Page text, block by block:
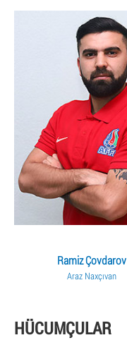
Ramiz Çovdarov
Araz Naxçıvan
HÜCUMÇULAR